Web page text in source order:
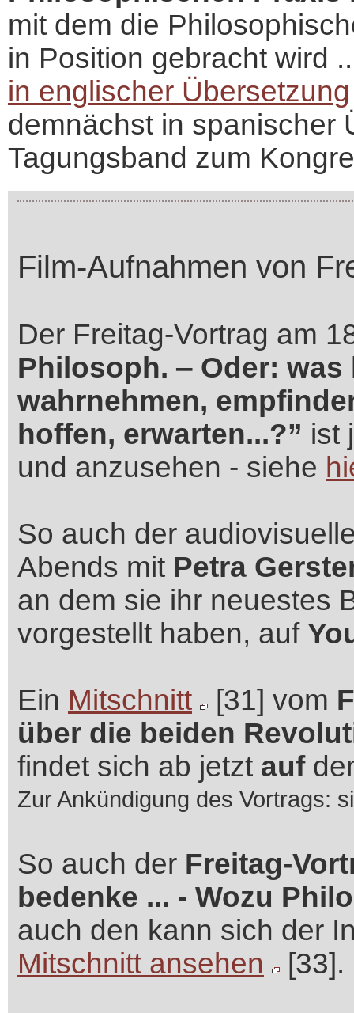
mit dem die
in Position gebracht wird
in englischer Übersetzung
demnächst in spanischer
Tagungsband zum
Film-Aufnahmen von
Der Freitag-Vortrag am
Philosoph. ‒ Oder:
wahrnehmen,
hoffen, erwarten...?” ist
und anzusehen - siehe
So auch der
Abends mit Petra
an dem sie ihr neuestes
vorgestellt haben, auf
Ein Mitschnitt [31] vom
über die beiden
findet sich ab jetzt auf
Zur Ankündigung des Vortrags:
So auch der Freitag-
bedenke ... - Wozu
auch den kann sich der
Mitschnitt ansehen
[33].